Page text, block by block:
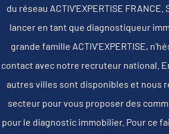
du réseau ACTIV'EXPERTISE
lancer en tant que diagnostiqueur
grande famille ACTIV'EXPERTISE,
contact avec notre recruteur national.
autres villes sont disponibles et nous
secteur pour vous proposer des
pour le diagnostic immobilier. Pour ce